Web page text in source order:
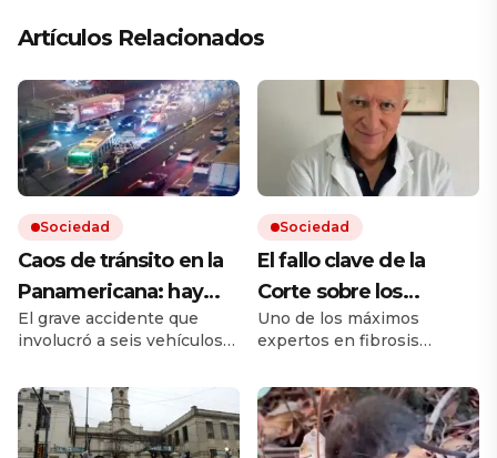
Artículos Relacionados
Sociedad
Caos de tránsito en la
Panamericana: hay
cinco heridos por un
choque múltiple
El grave accidente que
involucró a seis vehículos
25 de la autopista, en
sentido hacia la Provincia
de Buenos Aires. Hay
varios carriles cortados y
Sociedad
El fallo clave de la
Corte sobre los
remedios, el mensaje
de un referente
médico y otro posible
conflicto en puerta
Uno de los máximos
expertos en fibrosis
cobertura en salud sea
sobre un remedio más
barato de igual acción. Tras
la sentencia de la Corte